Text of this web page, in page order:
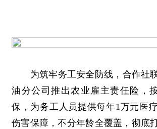
为筑牢务工安全防线，合作社
油分公司推出农业雇主责任险，
保，为务工人员提供每年1万元医
伤害保障，不分年龄全覆盖，彻底